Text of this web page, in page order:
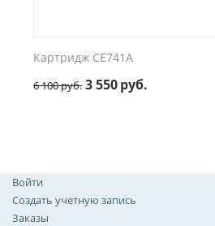
Картридж CE741A
6 100руб. 3 550руб.
Войти
Создать учетную запись
Заказы